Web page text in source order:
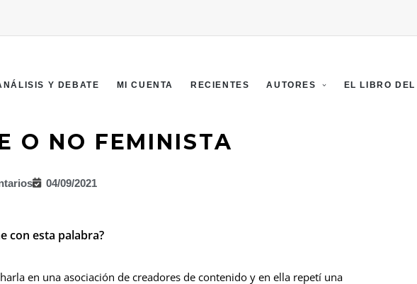
Y DEBATE MI CUENTA RECIENTES AUTORES EL LIBRO DEL
O NO FEMINISTA
04/09/2021
con esta palabra?
en una asociación de creadores de contenido y en ella repetí una